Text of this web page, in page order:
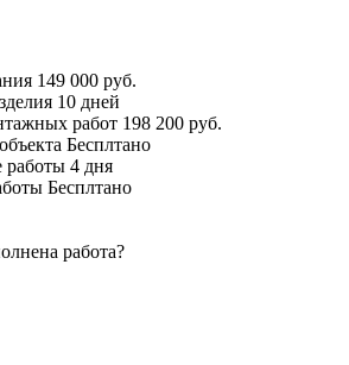
149 000 руб.
10 дней
работ 198 200 руб.
Бесплтано
работы 4 дня
Бесплтано
работа?